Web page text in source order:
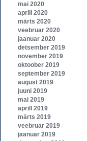
mai 2020
aprill 2020
märts 2020
veebruar 2020
jaanuar 2020
detsember 2019
november 2019
oktoober 2019
september 2019
august 2019
juuni 2019
mai 2019
aprill 2019
märts 2019
veebruar 2019
jaanuar 2019